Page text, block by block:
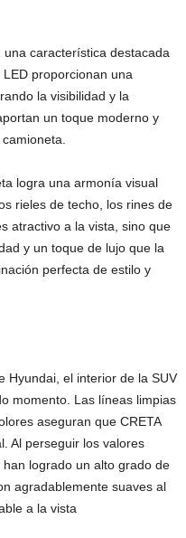
característica destacada
proporcionan una
la visibilidad y la
un toque moderno y
logra una armonía visual
rieles de techo, los rines de
atractivo a la vista, sino que
y un toque de lujo que la
perfecta de estilo y
Hyundai, el interior de la SUV
momento. Las líneas limpias
aseguran que CRETA
Al perseguir los valores
logrado un alto grado de
agradablemente suaves al
a la vista